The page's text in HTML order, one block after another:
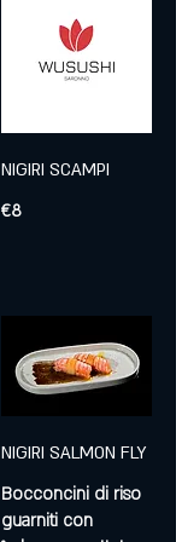
NIGIRI SCAMPI
€8
NIGIRI SALMON FLY
Bocconcini di riso
guarniti con